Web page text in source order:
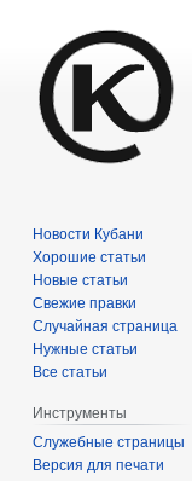
Новости Кубани
Хорошие статьи
Новые статьи
Свежие правки
Случайная страница
Нужные статьи
Все статьи
Инструменты
Служебные страницы
Версия для печати